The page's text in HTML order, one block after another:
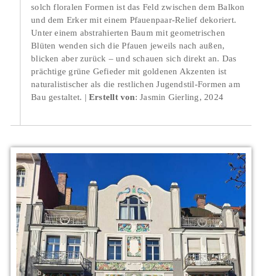
solch floralen Formen ist das Feld zwischen dem Balkon
und dem Erker mit einem Pfauenpaar-Relief dekoriert.
Unter einem abstrahierten Baum mit geometrischen
Blüten wenden sich die Pfauen jeweils nach außen,
blicken aber zurück – und schauen sich direkt an. Das
prächtige grüne Gefieder mit goldenen Akzenten ist
naturalistischer als die restlichen Jugendstil-Formen am
Bau gestaltet.
Erstellt von: Jasmin Gierling, 2024